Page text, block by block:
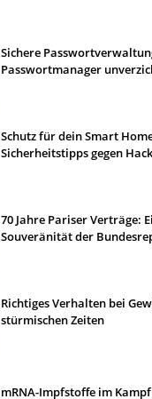
Sichere
Passwortmanager
Schutz für dein Smart
Sicherheitstipps gegen
70 Jahre Pariser Verträge:
Souveränität der
Richtiges Verhalten bei
stürmischen Zeiten
mRNA-Impfstoffe im